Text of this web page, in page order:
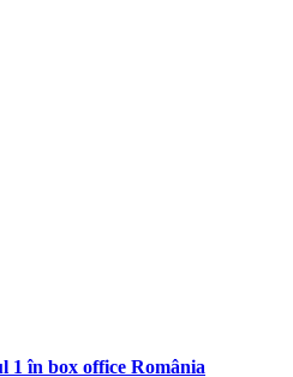
1 în box office România